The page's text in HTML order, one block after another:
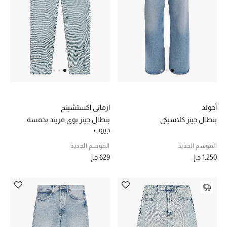
تسوقوا الآن
ما وصلنا حديثاً
النساء
الحقائب النسائية
أحذية النسائية
أجولد
بنطال جينز كلاسيكي
الموسم الجديد
1,250 د.إ
ارماني اكستشينج
بنطال جينز بوي فريند بخمسة
جيوب
الموسم الجديد
629 د.إ